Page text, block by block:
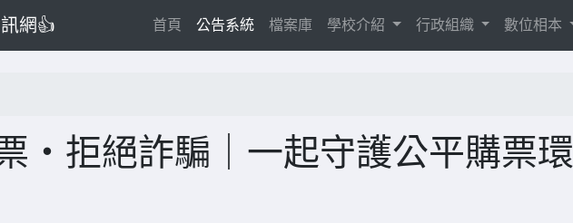
網👍 首頁(current)
公告系統 檔案庫 學校介紹 行政組織 數位相本
・拒絕詐騙｜一起守護公平購票環